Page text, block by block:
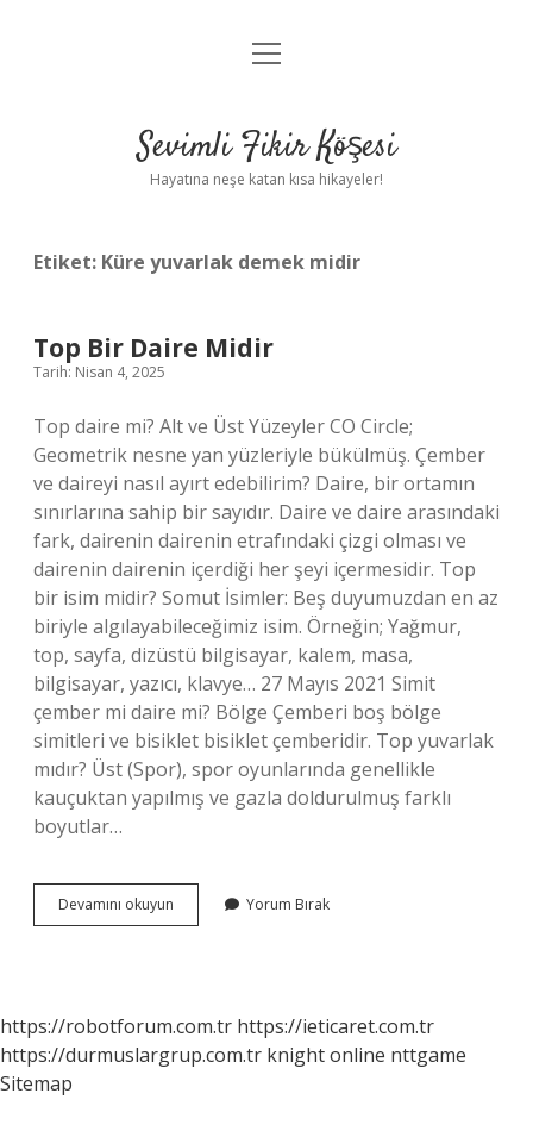
Anasayfa
Yasal Uyarı
menüyü
Sevimli Fikir Köşesi
Hayatına neşe katan kısa hikayeler!
Etiket: Küre yuvarlak demek midir
Top Bir Daire Midir
Tarih: Nisan 4, 2025
Top daire mi? Alt ve Üst Yüzeyler CO Circle;
Geometrik nesne yan yüzleriyle bükülmüş. Çember
ve daireyi nasıl ayırt edebilirim? Daire, bir ortamın
sınırlarına sahip bir sayıdır. Daire ve daire arasındaki
fark, dairenin dairenin etrafındaki çizgi olması ve
dairenin dairenin içerdiği her şeyi içermesidir. Top
bir isim midir? Somut İsimler: Beş duyumuzdan en az
biriyle algılayabileceğimiz isim. Örneğin; Yağmur,
top, sayfa, dizüstü bilgisayar, kalem, masa,
bilgisayar, yazıcı, klavye… 27 Mayıs 2021 Simit
çember mi daire mi? Bölge Çemberi boş bölge
simitleri ve bisiklet bisiklet çemberidir. Top yuvarlak
mıdır? Üst (Spor), spor oyunlarında genellikle
kauçuktan yapılmış ve gazla doldurulmuş farklı
boyutlar…
Devamını okuyun
Bir
Yorum Bırak
https://robotforum.com.tr https://ieticaret.com.tr
https://durmuslargrup.com.tr knight online nttgame
Sitemap